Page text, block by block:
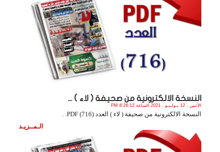
النسخة الالكترونية من صحيفة ( لاء ) ...
الأثنين , 12 يـولـيـو , 2021 الساعة 8:26:12 PM
النسخة الالكترونية من صحيفة ( لاء ) العدد (716) PDF. .
الـمــزيـد